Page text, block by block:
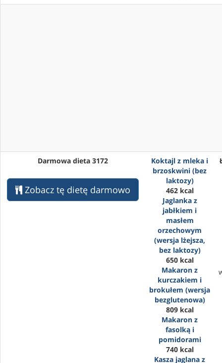
Darmowa dieta 3172
Zobacz tę dietę darmowo
Koktajl z mleka i
brzoskwini (bez
laktozy)
462 kcal
Jaglanka z
jabłkiem i
masłem
orzechowym
(wersja lżejsza,
bez laktozy)
650 kcal
Makaron z
kurczakiem i
brokułem (wersja
bezglutenowa)
809 kcal
Makaron z
fasolką i
pomidorami
740 kcal
Kasza jaglana z